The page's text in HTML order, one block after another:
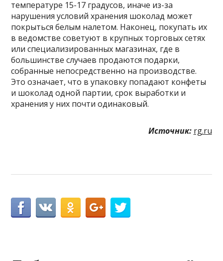
температуре 15-17 градусов, иначе из-за
нарушения условий хранения шоколад может
покрыться белым налетом. Наконец, покупать их
в ведомстве советуют в крупных торговых сетях
или специализированных магазинах, где в
большинстве случаев продаются подарки,
собранные непосредственно на производстве.
Это означает, что в упаковку попадают конфеты
и шоколад одной партии, срок выработки и
хранения у них почти одинаковый.
Источник: rg.ru